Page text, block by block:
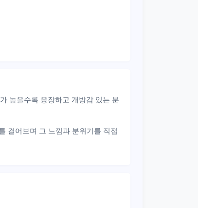
높을수록 웅장하고 개방감 있는 분
걸어보며 그 느낌과 분위기를 직접